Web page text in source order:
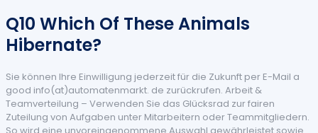
Q10 Which Of These Animals
Hibernate?
Sie können Ihre Einwilligung jederzeit für die Zukunft per E-Mail a
good info(at)automatenmarkt. de zurückrufen. Arbeit &
Teamverteilung – Verwenden Sie das Glücksrad zur fairen
Zuteilung von Aufgaben unter Mitarbeitern oder Teammitgliedern.
So wird eine unvoreingenommene Auswahl gewährleistet sowie